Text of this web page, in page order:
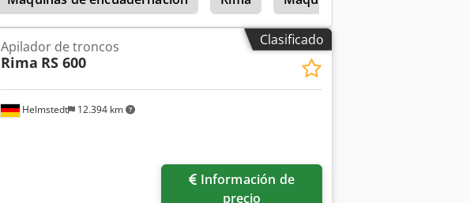
Clasificado
Helmstedt 12.394 km
Apilador de troncos
Rima RS 600
precio